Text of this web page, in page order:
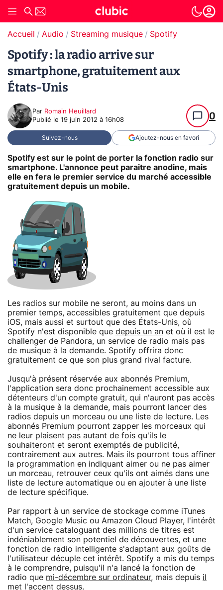
Accueil Audio Streaming musique Spotify
Spotify : la radio arrive sur
smartphone, gratuitement aux
États-Unis
Par Romain Heuillard
Publié le 19 juin 2012 à 16h08 0
Suivez-nous Ajoutez-nous en favori
Spotify est sur le point de porter la fonction radio sur
smartphone. L'annonce peut paraitre anodine, mais
elle en fera le premier service du marché accessible
gratuitement depuis un mobile.
Les radios sur mobile ne seront, au moins dans un
premier temps, accessibles gratuitement que depuis
iOS, mais aussi et surtout que des États-Unis, où
Spotify n'est disponible que depuis un an et où il est le
challenger de Pandora, un service de radio mais pas
de musique à la demande. Spotify offrira donc
gratuitement ce que son plus grand rival facture.
Jusqu'à présent réservée aux abonnés Premium,
l'application sera donc prochainement accessible aux
détenteurs d'un compte gratuit, qui n'auront pas accès
à la musique à la demande, mais pourront lancer des
radios depuis un morceau ou une liste de lecture. Les
abonnés Premium pourront zapper les morceaux qui
ne leur plaisent pas autant de fois qu'ils le
souhaiteront et seront exemptés de publicité,
contrairement aux autres. Mais ils pourront tous affiner
la programmation en indiquant aimer ou ne pas aimer
un morceau, retrouver ceux qu'ils ont aimés dans une
liste de lecture automatique ou en ajouter à une liste
de lecture spécifique.
Par rapport à un service de stockage comme iTunes
Match, Google Music ou Amazon Cloud Player, l'intérêt
d'un service cataloguant des millions de titres est
indéniablement son potentiel de découvertes, et une
fonction de radio intelligente s'adaptant aux goûts de
l'utilisateur décuple cet intérêt. Spotify a mis du temps
à le comprendre, puisqu'il n'a lancé la fonction de
radio que mi-décembre sur ordinateur, mais depuis il
met l'accent dessus.